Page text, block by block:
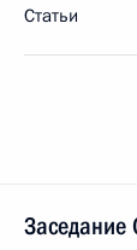
Статьи
Заседание